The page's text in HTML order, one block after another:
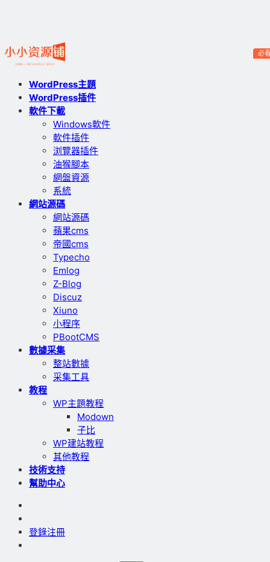
WordPress主題
WordPress插件
軟件下載
Windows軟件
軟件插件
浏覽器插件
油猴腳本
網盤資源
系統
網站源碼
網站源碼
蘋果cms
帝國cms
Typecho
Emlog
Z-Blog
Discuz
Xiuno
小程序
PBootCMS
數據采集
整站數據
采集工具
教程
WP主題教程
Modown
子比
WP建站教程
其他教程
技術支持
幫助中心
必
登錄注冊